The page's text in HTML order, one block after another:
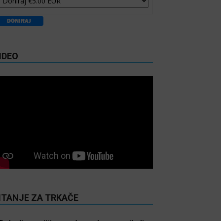
ZA TRKAČE